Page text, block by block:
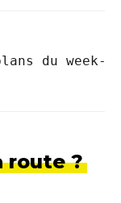
du week-
route ?